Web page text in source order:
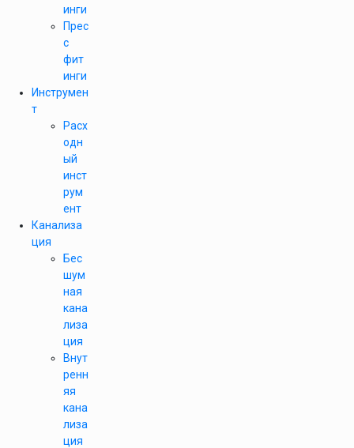
инги
Прес
с
фит
инги
Инструмен
т
Расх
одн
ый
инст
рум
ент
Канализа
ция
Бес
шум
ная
кана
лиза
ция
Внут
ренн
яя
кана
лиза
ция